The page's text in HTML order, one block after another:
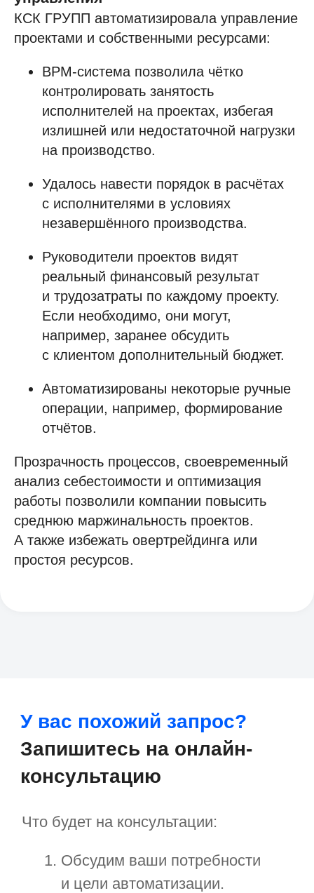
КСК ГРУПП автоматизировала управление
проектами и собственными ресурсами:
BPM-система позволила чётко
контролировать занятость
исполнителей на проектах, избегая
излишней или недостаточной нагрузки
на производство.
Удалось навести порядок в расчётах
с исполнителями в условиях
незавершённого производства.
Руководители проектов видят
реальный финансовый результат
и трудозатраты по каждому проекту.
Если необходимо, они могут,
например, заранее обсудить
с клиентом дополнительный бюджет.
Автоматизированы некоторые ручные
операции, например, формирование
отчётов.
Прозрачность процессов, своевременный
анализ себестоимости и оптимизация
работы позволили компании повысить
среднюю маржинальность проектов.
А также избежать овертрейдинга или
простоя ресурсов.
Набор инструментов
База знаний
Корпоративные коммуникации
Проектное управление
HR-система (HRM/HCM)
Бизнес-процессы (BPM)
Управление клиентами (CRM)
Документооборот (СЭД/ЕСМ)
Корпоративный портал
Диск
Service Desk
SRM-система
AI-агент
1F Teams
Отраслевые решения
Финансы
IT-компании
HoReCa
Промышленность
О компании
Работать в компании
Кейсы и решения
Партнёрам
скоро
Электронная подпись